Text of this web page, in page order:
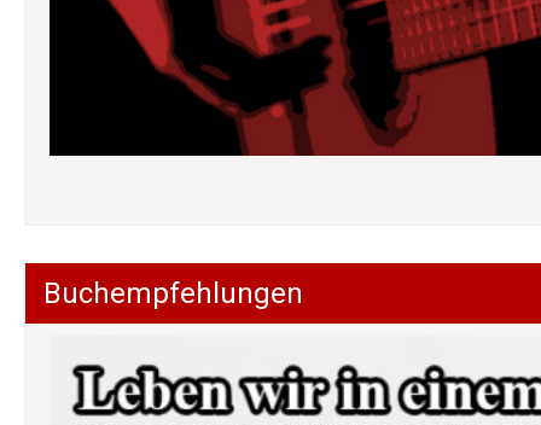
Buchempfehlungen